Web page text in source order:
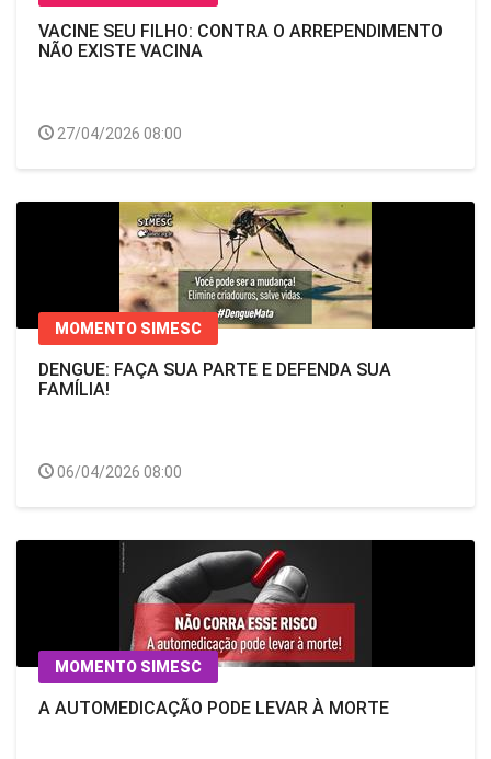
VACINE SEU FILHO: CONTRA O ARREPENDIMENTO
NÃO EXISTE VACINA
27/04/2026 08:00
MOMENTO SIMESC
DENGUE: FAÇA SUA PARTE E DEFENDA SUA
FAMÍLIA!
06/04/2026 08:00
MOMENTO SIMESC
A AUTOMEDICAÇÃO PODE LEVAR À MORTE